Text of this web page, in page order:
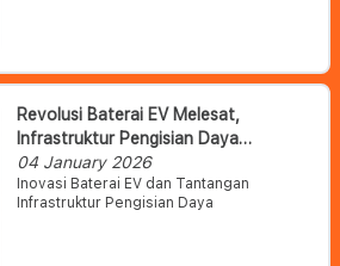
Revolusi Baterai EV Melesat,
Infrastruktur Pengisian Daya
Menghadang
04 January 2026
Inovasi Baterai EV dan Tantangan
Infrastruktur Pengisian Daya